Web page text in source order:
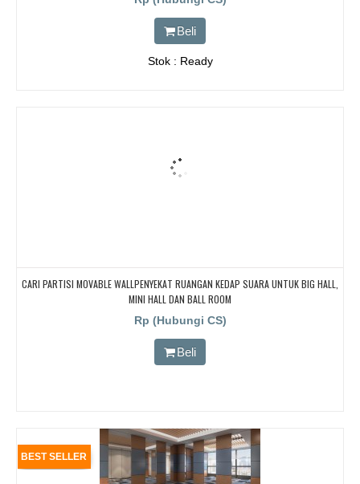
Beli
Stok : Ready
CARI PARTISI MOVABLE WALLPENYEKAT RUANGAN KEDAP SUARA UNTUK BIG HALL,
MINI HALL DAN BALL ROOM
Rp (Hubungi CS)
Beli
BEST SELLER